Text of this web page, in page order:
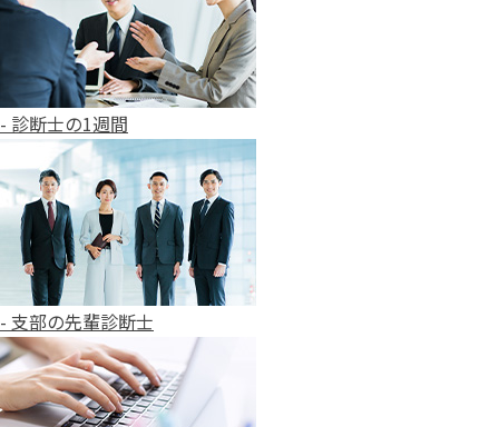
- 診断士の1週間
- 支部の先輩診断士